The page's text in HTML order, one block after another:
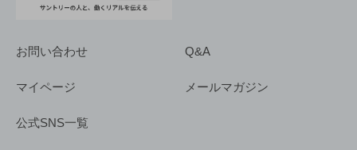
お問い合わせ Q&A
マイページ メールマガジン
公式SNS一覧